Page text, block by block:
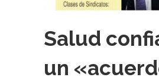
Salud
un